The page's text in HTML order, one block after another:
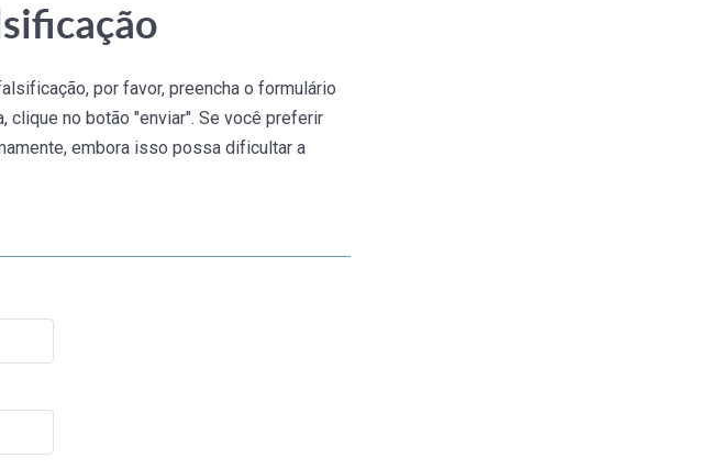
por favor, preencha o formulário
clique no botão "enviar". Se você preferir
embora isso possa dificultar a